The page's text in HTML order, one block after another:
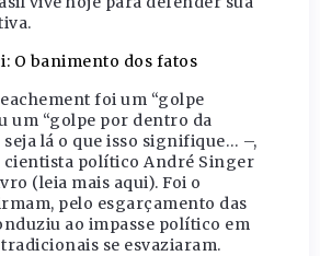
O banimento dos fatos
foi um “golpe
um “golpe por dentro da
lá o que isso signifique… –,
cientista político André Singer
(leia mais aqui). Foi o
pelo esgarçamento das
ao impasse político em
se esvaziaram.